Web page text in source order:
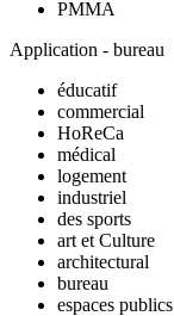
PMMA
Application - bureau
éducatif
commercial
HoReCa
médical
logement
industriel
des sports
art et Culture
architectural
bureau
espaces publics